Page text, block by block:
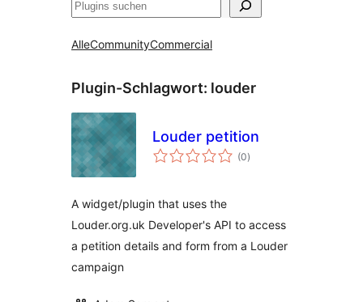
Suchen
AlleCommunityCommercial
Plugin-Schlagwort: louder
Louder petition
(0Bewertungen
insgesamt
)
A widget/plugin that uses the
Louder.org.uk Developer's API to access
a petition details and form from a Louder
campaign